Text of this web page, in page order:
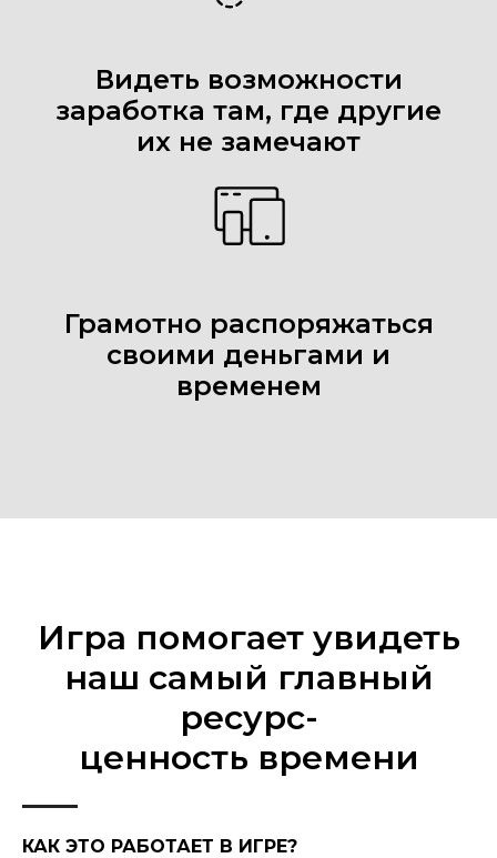
Видеть возможности
заработка там, где другие
их не замечают
Грамотно распоряжаться
своими деньгами и
временем
Игра помогает увидеть
наш самый главный
ресурс-
ценность времени
КАК ЭТО РАБОТАЕТ В ИГРЕ?